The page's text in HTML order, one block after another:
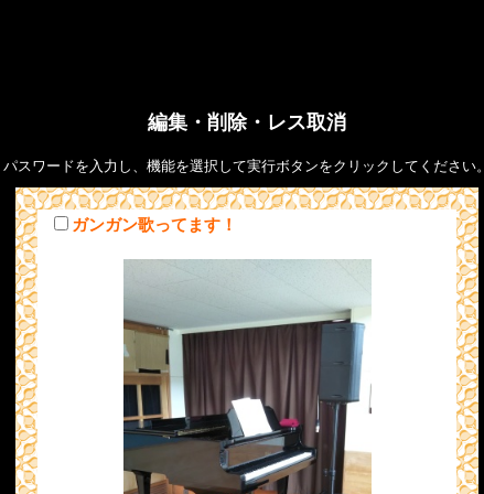
編集・削除・レス取消
パスワードを入力し、機能を選択して実行ボタンをクリックしてください。
ガンガン歌ってます！